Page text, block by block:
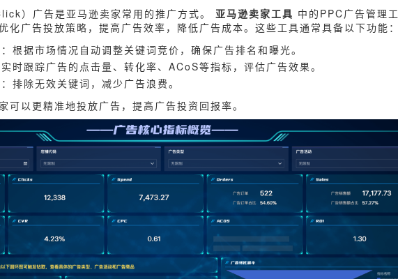
）广告是亚马逊卖家常用的推广方式。 亚马逊卖家工具 中的PPC广告管理工
化广告投放策略，提高广告效率，降低广告成本。这些工具通常具备以下功能：
根据市场情况自动调整关键词竞价，确保广告排名和曝光。
时跟踪广告的点击量、转化率、ACoS等指标，评估广告效果。
排除无效关键词，减少广告浪费。
可以更精准地投放广告，提高广告投资回报率。